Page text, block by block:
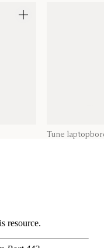
Tune